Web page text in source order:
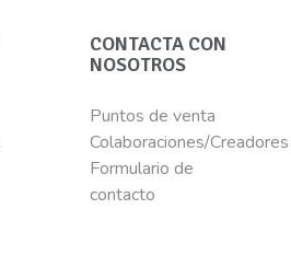
CONTACTA CON
NOSOTROS
Puntos de venta
Colaboraciones/Creadores
Formulario de
contacto